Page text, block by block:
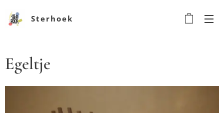
Sterhoek
Egeltje